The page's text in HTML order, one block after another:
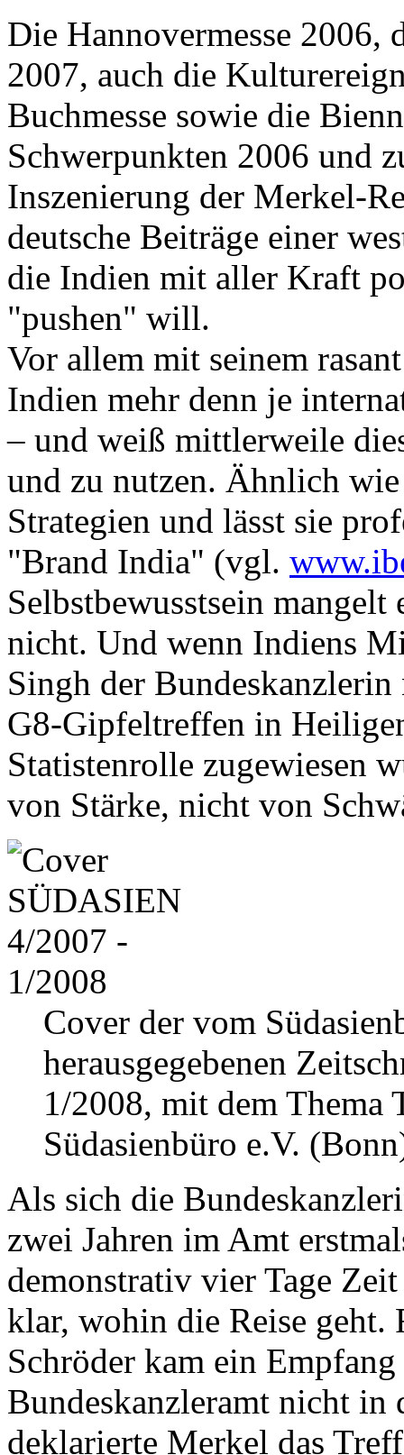
Die Hannovermesse 2006,
2007, auch die
Buchmesse sowie die
Schwerpunkten 2006 und
Inszenierung der Merkel-
deutsche Beiträge einer
die Indien mit aller Kraft
"pushen" will.
Vor allem mit seinem
Indien mehr denn je
– und weiß mittlerweile
und zu nutzen. Ähnlich
Strategien und lässt sie
"Brand India" (vgl.
Selbstbewusstsein mangelt
nicht. Und wenn Indiens
Singh der
G8-Gipfeltreffen in
Statistenrolle zugewiesen
von Stärke, nicht von
Cover der vom
herausgegebenen
1/2008, mit dem
Südasienbüro e.V.
Als sich die
zwei Jahren im Amt
demonstrativ vier Tage
klar, wohin die Reise geht.
Schröder kam ein
Bundeskanzleramt nicht in
deklarierte Merkel das